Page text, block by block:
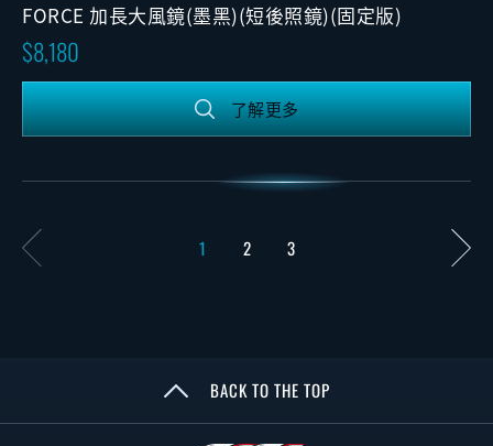
FORCE 加長大風鏡(墨黑)(短後照鏡)(固定版)
8,180
了解更多
1 2 3
BACK TO THE TOP